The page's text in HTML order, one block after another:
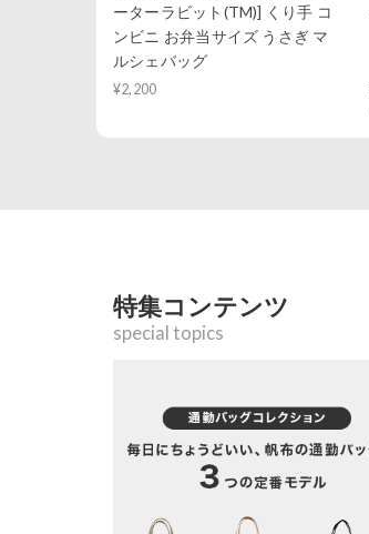
ーターラビット(TM)] くり手 コ
ンビニ お弁当サイズ うさぎ マ
ルシェバッグ
¥2,200
特集コンテンツ
special topics